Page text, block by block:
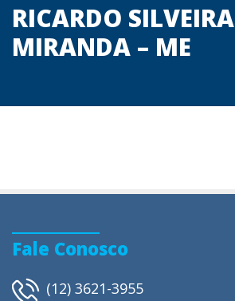
RICARDO SILVEIRA
MIRANDA – ME
Fale Conosco
(12) 3621-3955